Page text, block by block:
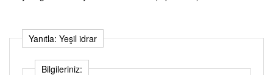
Yanıtla: Yeşil idrar
Bilgileriniz: